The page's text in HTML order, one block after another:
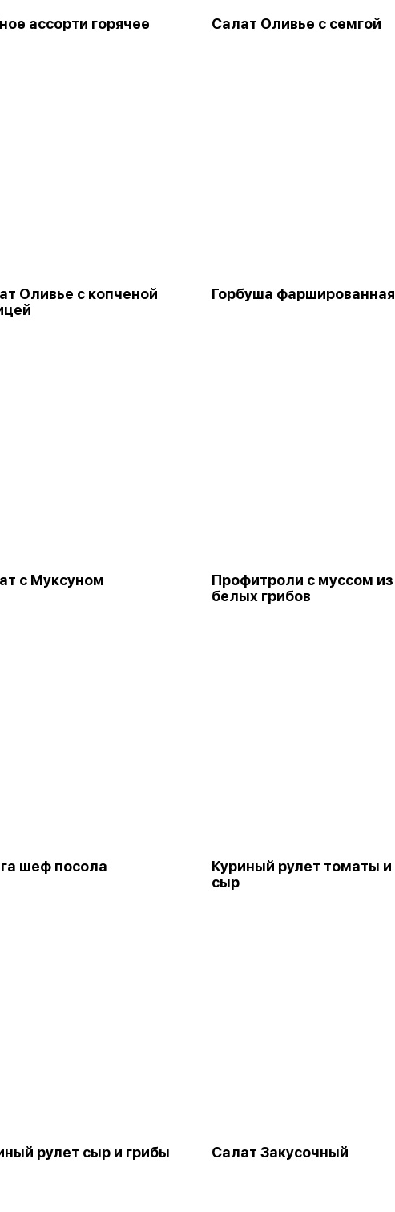
ассорти горячее Салат Оливье с семгой
Оливье с копченой
Горбуша фаршированная
с Муксуном
Профитроли с муссом из
белых грибов
шеф посола
Куриный рулет томаты и
сыр
рулет сыр и грибы Салат Закусочный